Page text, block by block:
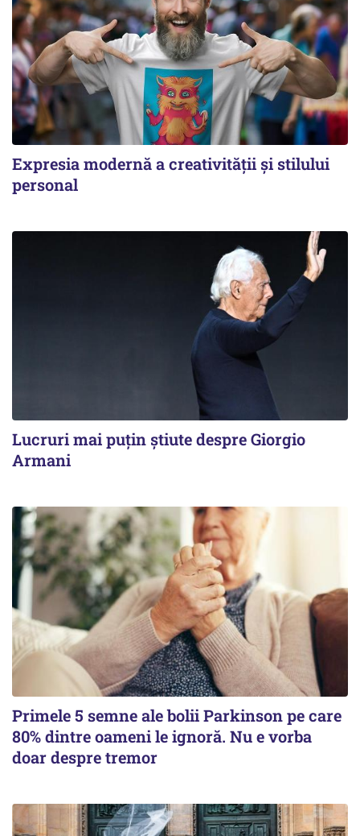
Expresia modernă a creativității și stilului
personal
Lucruri mai puțin știute despre Giorgio
Armani
Primele 5 semne ale bolii Parkinson pe care
80% dintre oameni le ignoră. Nu e vorba
doar despre tremor